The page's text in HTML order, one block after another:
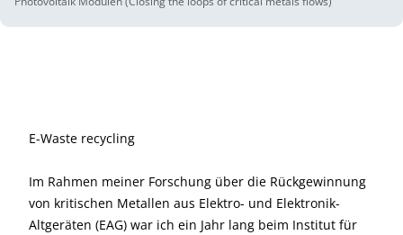
E-Waste recycling
Im Rahmen meiner Forschung über die Rückgewinnung
von kritischen Metallen aus Elektro- und Elektronik-
Altgeräten (EAG) war ich ein Jahr lang beim Institut für